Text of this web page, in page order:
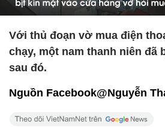
Với thủ đoạn vờ mua điện
chạy, một nam thanh niên đã
sau đó.
Nguồn Facebook@Nguyễn